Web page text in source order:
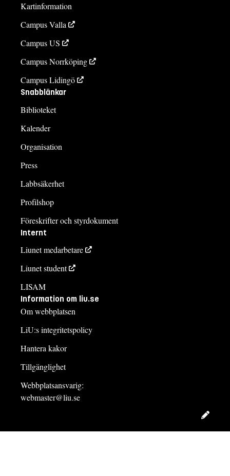
Kartinformation
Campus Valla
Campus US
Campus Norrköping
Campus Lidingö
Snabblänkar
Biblioteket
Kalender
Organisation
Press
Labbsäkerhet
Profilshop
Föreskrifter och styrdokument
Internt
Liunet medarbetare
Liunet student
LISAM
Information om liu.se
Om webbplatsen
LiU:s integritetspolicy
Hantera kakor
Tillgänglighet
Webbplatsansvarig:
webmaster@liu.se